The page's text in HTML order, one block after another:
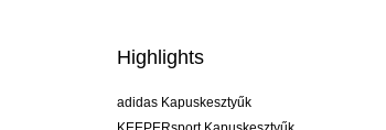
Highlights
adidas Kapuskesztyűk